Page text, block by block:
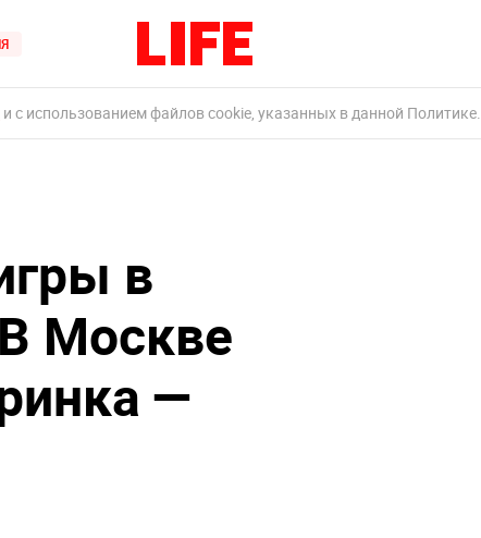
и с использованием файлов cookie, указанных в данной Политике.
в
Москве
—